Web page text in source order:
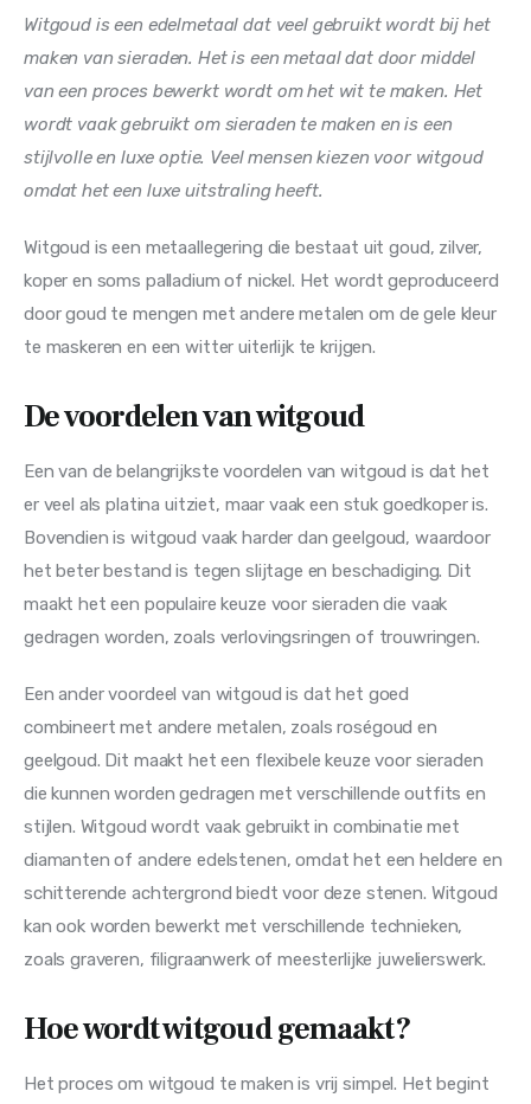
Witgoud is een edelmetaal dat veel gebruikt wordt bij het
maken van sieraden. Het is een metaal dat door middel
van een proces bewerkt wordt om het wit te maken. Het
wordt vaak gebruikt om sieraden te maken en is een
stijlvolle en luxe optie. Veel mensen kiezen voor witgoud
omdat het een luxe uitstraling heeft.
Witgoud is een metaallegering die bestaat uit goud, zilver,
koper en soms palladium of nickel. Het wordt geproduceerd
door goud te mengen met andere metalen om de gele kleur
te maskeren en een witter uiterlijk te krijgen.
De voordelen van witgoud
Een van de belangrijkste voordelen van witgoud is dat het
er veel als platina uitziet, maar vaak een stuk goedkoper is.
Bovendien is witgoud vaak harder dan geelgoud, waardoor
het beter bestand is tegen slijtage en beschadiging. Dit
maakt het een populaire keuze voor sieraden die vaak
gedragen worden, zoals verlovingsringen of trouwringen.
Een ander voordeel van witgoud is dat het goed
combineert met andere metalen, zoals roségoud en
geelgoud. Dit maakt het een flexibele keuze voor sieraden
die kunnen worden gedragen met verschillende outfits en
stijlen. Witgoud wordt vaak gebruikt in combinatie met
diamanten of andere edelstenen, omdat het een heldere en
schitterende achtergrond biedt voor deze stenen. Witgoud
kan ook worden bewerkt met verschillende technieken,
zoals graveren, filigraanwerk of meesterlijke juwelierswerk.
Hoe wordt witgoud gemaakt?
Het proces om witgoud te maken is vrij simpel. Het begint